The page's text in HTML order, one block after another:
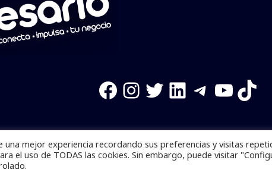
Facebook
Instagram
Twitter
LinkedIn
Telegram
los derechos reservados. Se prohibe el uso de la
Desarrollado poryalla ya!
mejor experiencia recordando sus preferencias y visitas
el uso de TODAS las cookies. Sin embargo, puede visitar